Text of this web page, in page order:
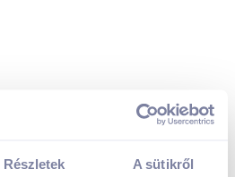
Részletek A sütikről